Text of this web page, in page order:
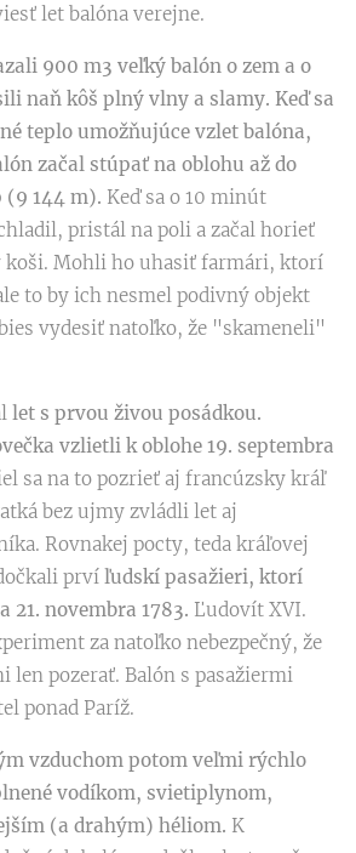
let balóna verejne.
900 m3 veľký balón o zem a o
naň kôš plný vlny a slamy. Keď sa
teplo umožňujúce vzlet balóna,
začal stúpať na oblohu až do
(9 144 m). Keď sa o 10 minút
pristál na poli a začal horieť
koši. Mohli ho uhasiť farmári, ktorí
to by ich nesmel podivný objekt
vydesiť natoľko, že "skameneli"
let s prvou živou posádkou.
vzlietli k oblohe 19. septembra
sa na to pozrieť aj francúzsky kráľ
bez ujmy zvládli let aj
Rovnakej pocty, teda kráľovej
prví ľudskí pasažieri, ktorí
21. novembra 1783. Ľudovít XVI.
za natoľko nebezpečný, že
len pozerať. Balón s pasažiermi
ponad Paríž.
vzduchom potom veľmi rýchlo
vodíkom, svietiplynom,
(a drahým) héliom. K